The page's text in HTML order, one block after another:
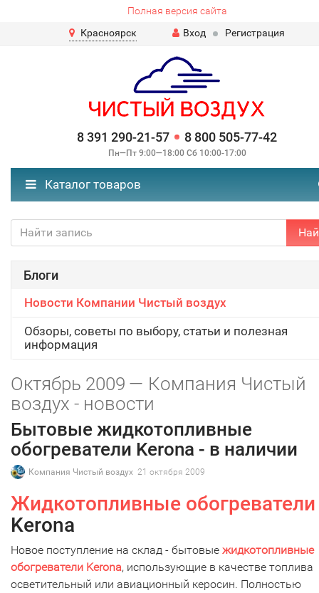
Полная версия сайта
Красноярск
Вход Регистрация
8 391 290-21-57 8 800 505-77-42
Пн—Пт 9:00—18:00 Сб 10:00-17:00
Каталог товаров
Блоги
Новости Компании Чистый воздух
Обзоры, советы по выбору, статьи и полезная
информация
Октябрь 2009 — Компания Чистый
воздух - новости
Бытовые жидкотопливные
обогреватели Kerona - в наличии
Компания Чистый воздух 21 октября 2009
Жидкотопливные обогреватели
Kerona
Новое поступление на склад - бытовые жидкотопливные
обогреватели Kerona, использующие в качестве топлива
осветительный или авиационный керосин. Полностью